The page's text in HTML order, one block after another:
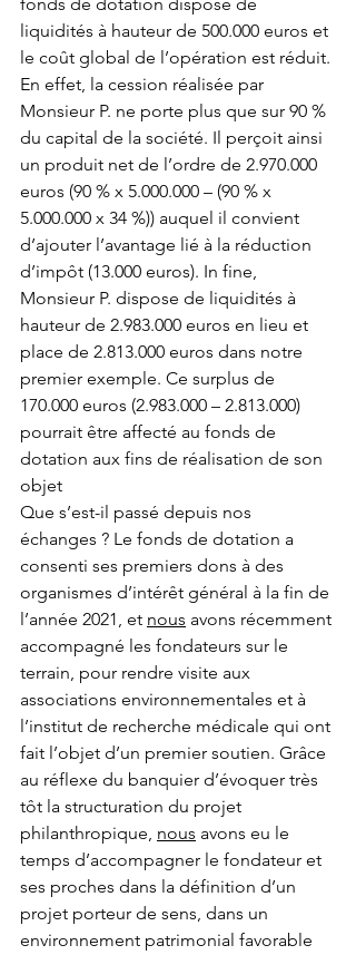
liquidités à hauteur de 500.000 euros et
le coût global de l’opération est réduit.
En effet, la cession réalisée par
Monsieur P. ne porte plus que sur 90 %
du capital de la société. Il perçoit ainsi
un produit net de l’ordre de 2.970.000
euros (90 % x 5.000.000 – (90 % x
5.000.000 x 34 %)) auquel il convient
d’ajouter l’avantage lié à la réduction
d’impôt (13.000 euros). In fine,
Monsieur P. dispose de liquidités à
hauteur de 2.983.000 euros en lieu et
place de 2.813.000 euros dans notre
premier exemple. Ce surplus de
170.000 euros (2.983.000 – 2.813.000)
pourrait être affecté au fonds de
dotation aux fins de réalisation de son
objet
Que s’est-il passé depuis nos
échanges ? Le fonds de dotation a
consenti ses premiers dons à des
organismes d’intérêt général à la fin de
l’année 2021, et nous avons récemment
accompagné les fondateurs sur le
terrain, pour rendre visite aux
associations environnementales et à
l’institut de recherche médicale qui ont
fait l’objet d’un premier soutien. Grâce
au réflexe du banquier d’évoquer très
tôt la structuration du projet
philanthropique, nous avons eu le
temps d’accompagner le fondateur et
ses proches dans la définition d’un
projet porteur de sens, dans un
environnement patrimonial favorable